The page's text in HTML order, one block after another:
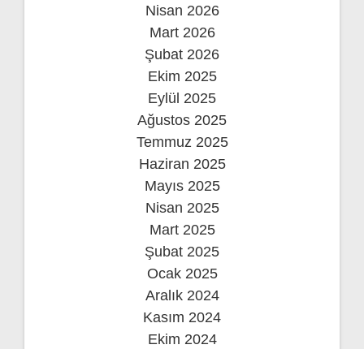
Nisan 2026
Mart 2026
Şubat 2026
Ekim 2025
Eylül 2025
Ağustos 2025
Temmuz 2025
Haziran 2025
Mayıs 2025
Nisan 2025
Mart 2025
Şubat 2025
Ocak 2025
Aralık 2024
Kasım 2024
Ekim 2024